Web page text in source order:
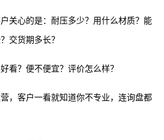
关心的是：耐压多少？用什么材质？能
交货期多长？
看？便不便宜？评价怎么样？
，客户一看就知道你不专业，连询盘都